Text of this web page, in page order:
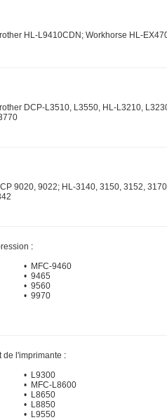
HL-L9410CDN; Workhorse HL-
DCP-L3510, L3550, HL-L3210,
9020, 9022; HL-3140, 3150, 3152,
:
• MFC-9460
• 9465
• 9560
• 9970
de l'imprimante :
• L9300
• MFC-L8600
• L8650
• L8850
• L9550